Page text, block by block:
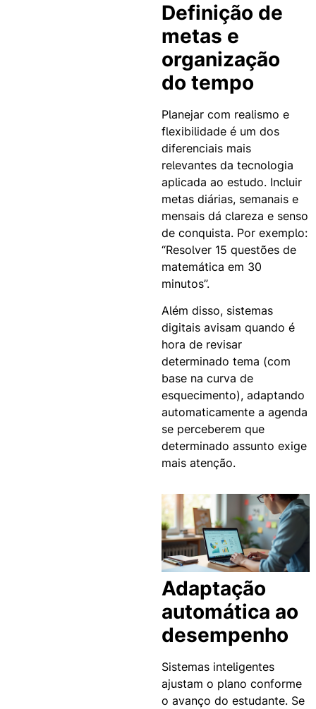
Definição de
metas e
organização
do tempo
Planejar com realismo e
flexibilidade é um dos
diferenciais mais
relevantes da tecnologia
aplicada ao estudo. Incluir
metas diárias, semanais e
mensais dá clareza e senso
de conquista. Por exemplo:
“Resolver 15 questões de
matemática em 30
minutos”.
Além disso, sistemas
digitais avisam quando é
hora de revisar
determinado tema (com
base na curva de
esquecimento), adaptando
automaticamente a agenda
se perceberem que
determinado assunto exige
mais atenção.
Adaptação
automática ao
desempenho
Sistemas inteligentes
ajustam o plano conforme
o avanço do estudante. Se